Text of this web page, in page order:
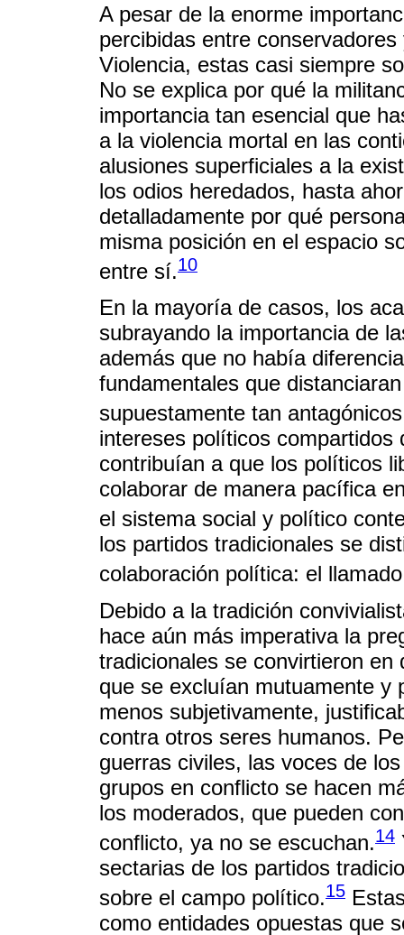
A pesar de la enorme
percibidas entre
Violencia, estas casi siempre
No se explica por qué la
importancia tan esencial que
a la violencia mortal en las
alusiones superficiales a la
los odios heredados, hasta
detalladamente por qué
misma posición en el espacio
entre sí.10
En la mayoría de casos, los
subrayando la importancia de
además que no había
fundamentales que
supuestamente tan
intereses políticos
contribuían a que los políticos
colaborar de manera pacífica
el sistema social y político
los partidos tradicionales se
colaboración política: el
Debido a la tradición
hace aún más imperativa la
tradicionales se convirtieron
que se excluían mutuamente y
menos subjetivamente,
contra otros seres humanos.
guerras civiles, las voces de
grupos en conflicto se hacen
los moderados, que pueden
conflicto, ya no se escuchan.14
sectarias de los partidos
sobre el campo político.15
como entidades opuestas que